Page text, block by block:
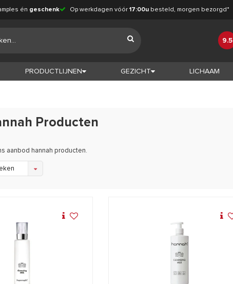
én geschenk Op werkdagen vóór 17:00u besteld, morgen bezorgd*
9.5
PRODUCTLIJNEN GEZICHT LICHAAM
Producten
aanbod hannah producten.